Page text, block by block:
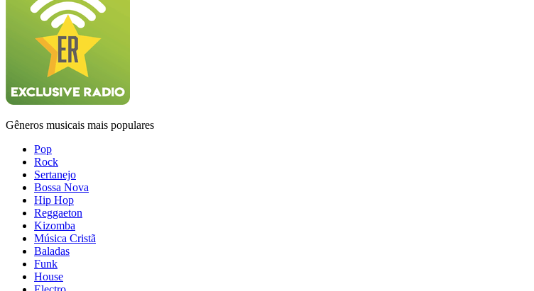
Gêneros musicais mais populares
Pop
Rock
Sertanejo
Bossa Nova
Hip Hop
Reggaeton
Kizomba
Música Cristã
Baladas
Funk
House